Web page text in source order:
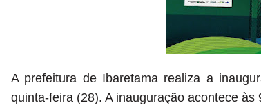
A prefeitura de Ibaretama realiza a
quinta-feira (28). A inauguração acontece às